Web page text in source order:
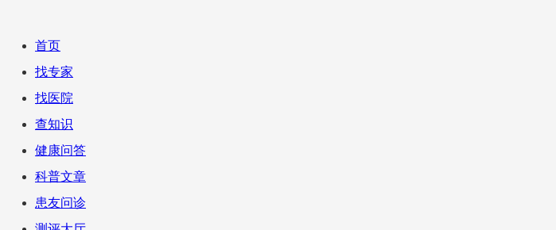
首页
找专家
找医院
查知识
健康问答
科普文章
患友问诊